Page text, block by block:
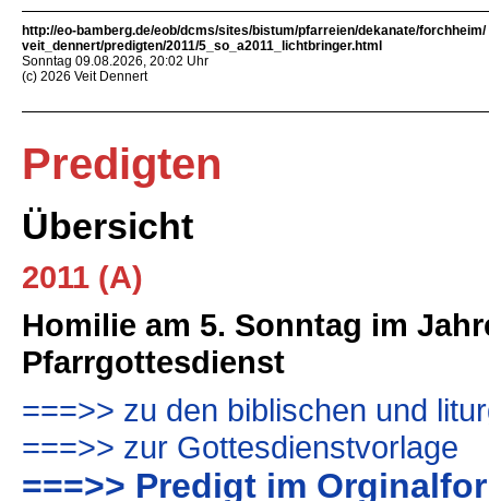
http://eo-bamberg.de/eob/dcms/sites/bistum/pfarreien/dekanate/forchheim/
veit_dennert/predigten/2011/5_so_a2011_lichtbringer.html
Sonntag 09.08.2026, 20:02 Uhr
(c) 2026 Veit Dennert
Predigten
Übersicht
2011 (A)
Homilie am 5. Sonntag im
Pfarrgottesdienst
===>> zu den biblischen und
===>> zur Gottesdienstvorlage
===>> Predigt im